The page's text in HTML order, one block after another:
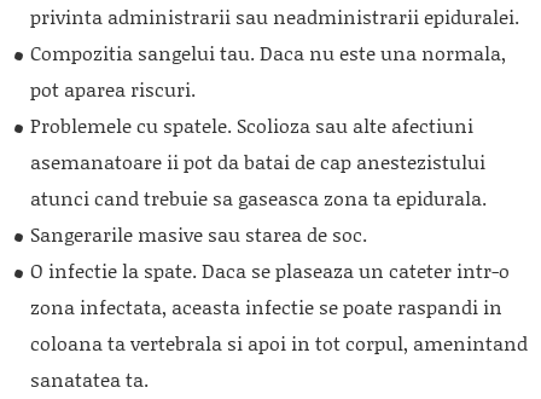
privinta administrarii sau neadministrarii epiduralei.
Compozitia sangelui tau. Daca nu este una normala,
pot aparea riscuri.
Problemele cu spatele. Scolioza sau alte afectiuni
asemanatoare ii pot da batai de cap anestezistului
atunci cand trebuie sa gaseasca zona ta epidurala.
Sangerarile masive sau starea de soc.
O infectie la spate. Daca se plaseaza un cateter intr-o
zona infectata, aceasta infectie se poate raspandi in
coloana ta vertebrala si apoi in tot corpul, amenintand
sanatatea ta.